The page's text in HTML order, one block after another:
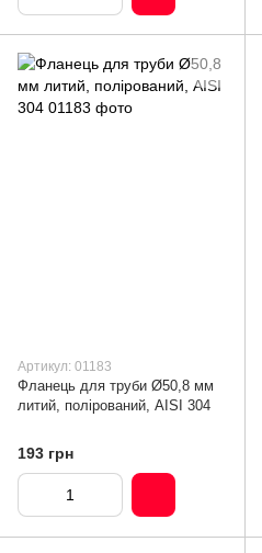
Артикул: 01183
Фланець для труби Ø50,8 мм
литий, полірований, AISI 304
193 грн